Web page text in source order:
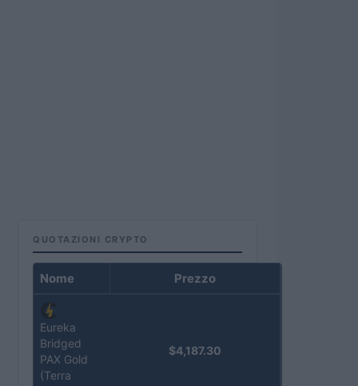
QUOTAZIONI CRYPTO
Nome Prezzo
Eureka
Bridged
PAX Gold
(Terra
$4,187.30